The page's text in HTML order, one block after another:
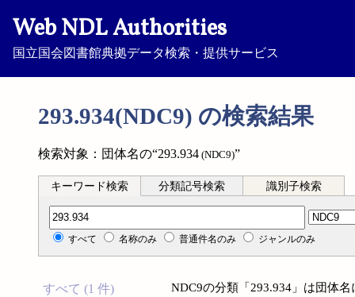
Web NDL Authorities
国立国会図書館典拠データ検索・提供サービス
293.934(NDC9) の検索結果
検索対象：団体名の“293.934 (NDC9)”
キーワード検索 分類記号検索 識別子検索
分類記号検索
すべて 名称のみ 普通件名のみ ジャンルのみ
すべて (1 件)
NDC9の分類「293.934」は団体